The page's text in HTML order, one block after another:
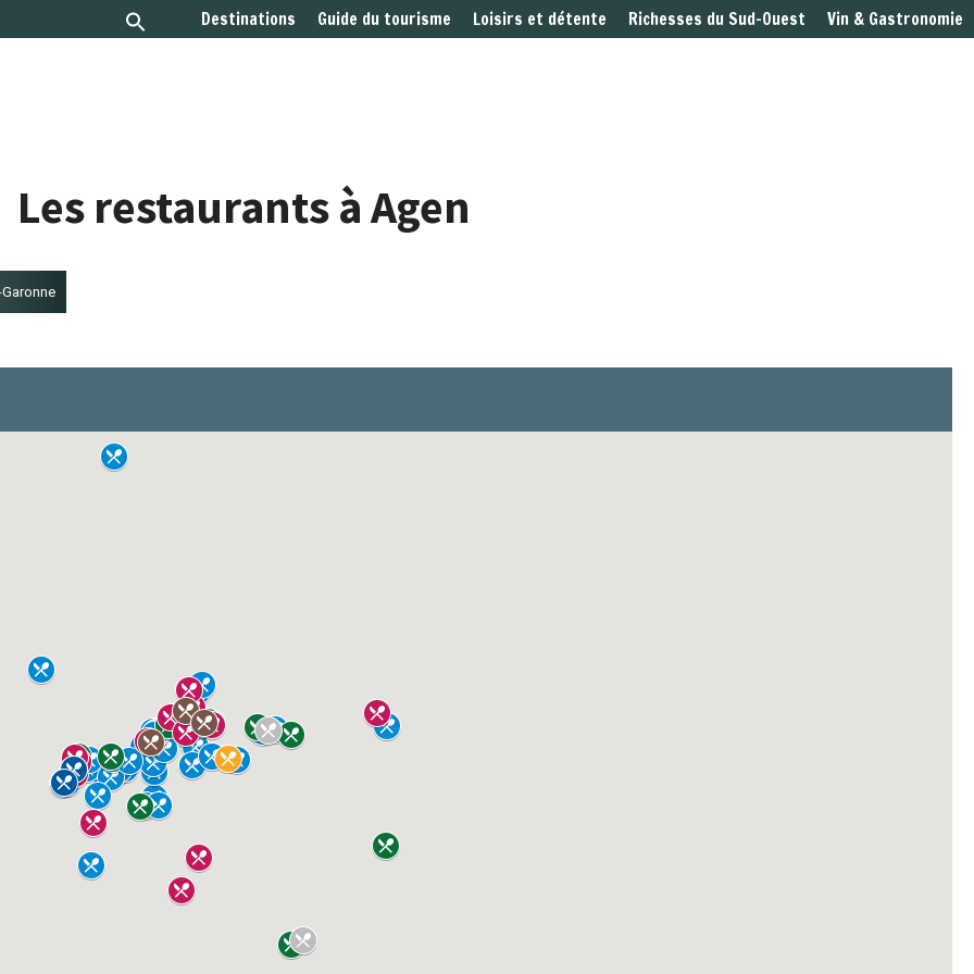
Destinations Guide du tourisme Loisirs et détente Richesses du Sud-Ouest Vin & Gastronomie
Les restaurants à Agen